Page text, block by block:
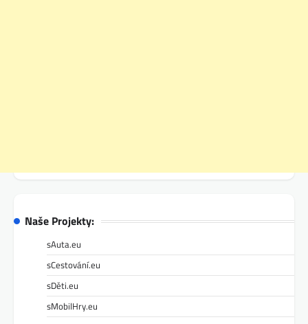
Naše Projekty:
sAuta.eu
sCestování.eu
sDěti.eu
sMobilHry.eu